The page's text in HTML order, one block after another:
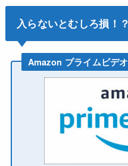
入らないとむしろ損！？
Amazon プライムビデオ